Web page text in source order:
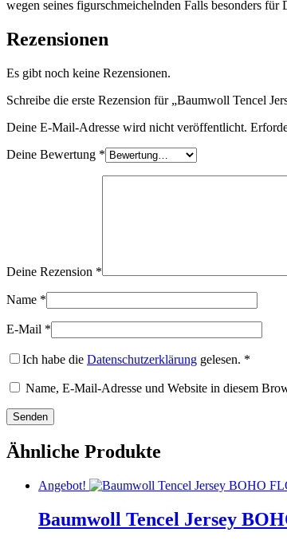
wegen seines figurschmeichelnden Falls besonders für
Rezensionen
Es gibt noch keine Rezensionen.
Schreibe die erste Rezension für „Baumwoll Tencel
Deine E-Mail-Adresse wird nicht veröffentlicht.
Deine Bewertung *
Deine Rezension *
Name *
E-Mail *
Ich habe die Datenschutzerklärung gelesen. *
Name, E-Mail-Adresse und Website in diesem
Ähnliche Produkte
Angebot!
Baumwoll Tencel Jersey